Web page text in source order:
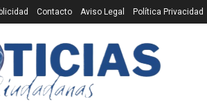
Contacto Aviso Legal Política Privacidad